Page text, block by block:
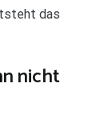
das
nicht